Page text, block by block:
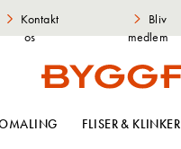
Kontakt
os
Bliv
medlem
FLISER & KLINKER